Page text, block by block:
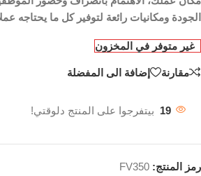
الجودة ومكانيات رائعة لتوفير كل ما يحتاجه
غير متوفر في المخزون
مقارنة إضافة الى المفضلة
19 بيتفرجوا على المنتج دلوقتي!
رمز المنتج: FV350